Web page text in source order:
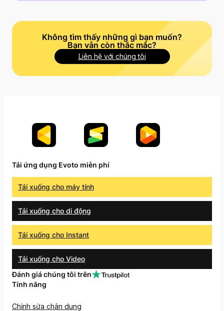
Không tìm thấy những gì bạn muốn?
Bạn vẫn còn thắc mắc?
Liên hệ với chúng tôi
Tải ứng dụng Evoto miễn phí
Tải xuống cho máy tính
Tải xuống cho di động
Tải xuống cho Instant
Tải xuống cho Video
Đánh giá chúng tôi trên
Tính năng
Chỉnh sửa chân dung